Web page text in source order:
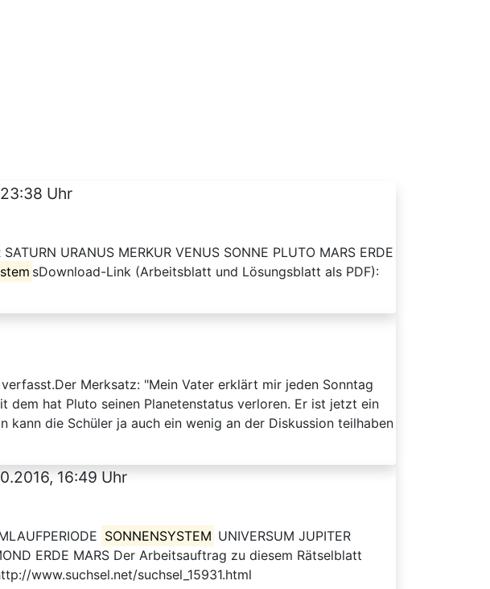
Uhr
URANUS MERKUR VENUS SONNE PLUTO MARS ERDE
sDownload-Link (Arbeitsblatt und Lösungsblatt als PDF):
Merksatz: "Mein Vater erklärt mir jeden Sonntag
dem hat Pluto seinen Planetenstatus verloren. Er ist jetzt ein
kann die Schüler ja auch ein wenig an der Diskussion teilhaben
16:49 Uhr
SONNENSYSTEM UNIVERSUM JUPITER
ERDE MARS Der Arbeitsauftrag zu diesem Rätselblatt
www.suchsel.net/suchsel_15931.html